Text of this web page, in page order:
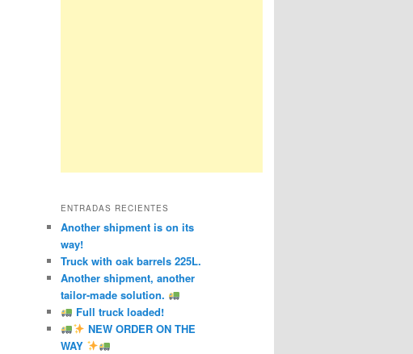
ENTRADAS RECIENTES
Another shipment is on its
way!
Truck with oak barrels 225L.
Another shipment, another
tailor-made solution.
Full truck loaded!
NEW ORDER ON THE
WAY